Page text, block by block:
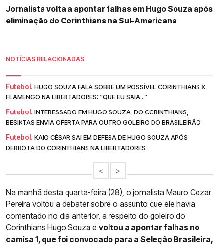
Jornalista volta a apontar falhas em Hugo Souza após
eliminação do Corinthians na Sul-Americana
NOTÍCIAS RELACIONADAS
Futebol. HUGO SOUZA FALA SOBRE UM POSSÍVEL CORINTHIANS X
FLAMENGO NA LIBERTADORES: “QUE EU SAIA...”
Futebol. INTERESSADO EM HUGO SOUZA, DO CORINTHIANS,
BESIKTAS ENVIA OFERTA PARA OUTRO GOLEIRO DO BRASILEIRÃO
Futebol. KAIO CÉSAR SAI EM DEFESA DE HUGO SOUZA APÓS
DERROTA DO CORINTHIANS NA LIBERTADORES
< >
Na manhã desta quarta-feira (28), o jornalista Mauro Cezar
Pereira voltou a debater sobre o assunto que ele havia
comentado no dia anterior, a respeito do goleiro do
Corinthians Hugo Souza e voltou a apontar falhas no
camisa 1, que foi convocado para a Seleção Brasileira,